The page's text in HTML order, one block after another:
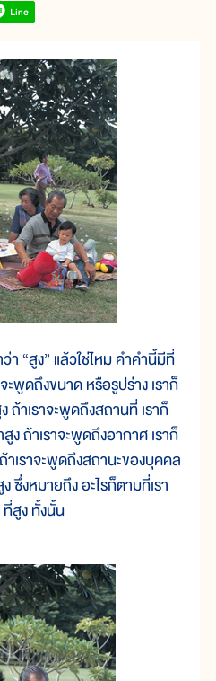
“สูง” แล้วใช่ไหม คำคำนี้มีที่
ะพูดถึงขนาด หรือรูปร่าง เราก็
าเราจะพูดถึงสถานที่ เราก็
ถ้าเราจะพูดถึงอากาศ เราก็
เราจะพูดถึงสถานะของบุคคล
ซึ่งหมายถึง อะไรก็ตามที่เรา
ที่สูง ทั้งนั้น